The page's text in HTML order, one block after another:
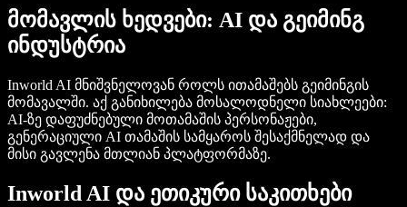
მომავლის ხედვები: AI და გეიმინგ
ინდუსტრია
Inworld AI მნიშვნელოვან როლს ითამაშებს გეიმინგის
მომავალში. აქ განიხილება მოსალოდნელი სიახლეები:
AI-ზე დაფუძნებული მოთამაშის პერსონაჟები,
გენერაციული AI თამაშის სამყაროს შესაქმნელად და
მისი გავლენა მთლიან პლატფორმაზე.
Inworld AI და ეთიკური საკითხები